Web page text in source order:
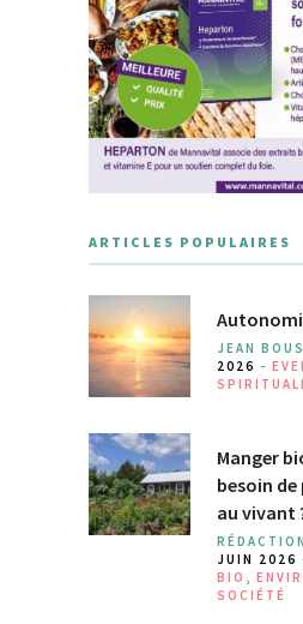
ARTICLES POPULAIRES
JEAN
2026 -
Manger
besoin
au vivant
JUIN 2026
BIO ,
SOCIÉTÉ